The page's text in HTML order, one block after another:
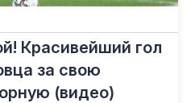
Красивейший гол
за свою
(видео)